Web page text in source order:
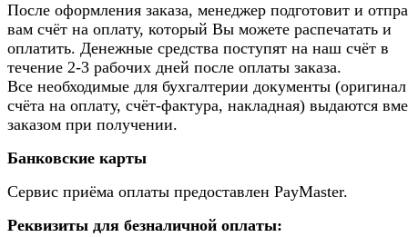
После оформления заказа, менеджер подготовит и
вам счёт на оплату, который Вы можете распечатать и
оплатить. Денежные средства поступят на наш счёт в
течение 2-3 рабочих дней после оплаты заказа.
Все необходимые для бухгалтерии документы (оригинал
счёта на оплату, счёт-фактура, накладная) выдаются
заказом при получении.
Банковские карты
Сервис приёма оплаты предоставлен PayMaster.
Реквизиты для безналичной оплаты: